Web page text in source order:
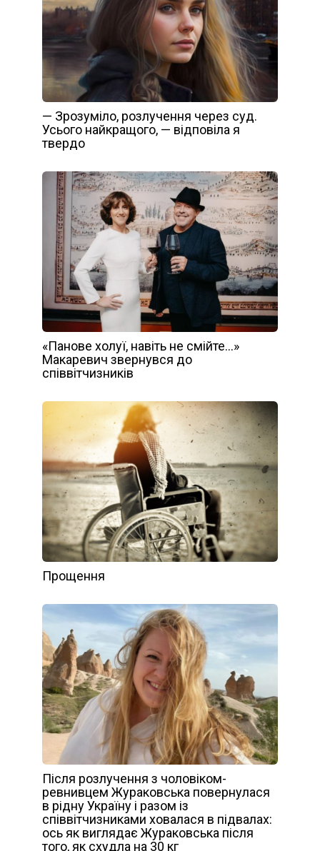
— Зрозуміло, розлучення через суд.
Усього найкращого, — відповіла я
твердо
«Панове холуї, навіть не смійте…»
Макаревич звернувся до
співвітчизників
Прощення
Після розлучення з чоловіком-
ревнивцем Жураковська повернулася
в рідну Україну і разом із
співвітчизниками ховалася в підвалах:
ось як виглядає Жураковська після
того, як схудла на 30 кг